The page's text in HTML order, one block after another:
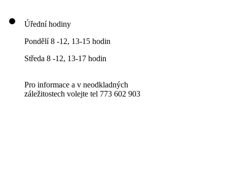
Úřední hodiny
Pondělí 8 -12, 13-15 hodin
Středa 8 -12, 13-17 hodin
Pro informace a v neodkladných
záležitostech volejte tel 773 602 903